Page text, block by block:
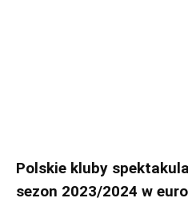
Polskie kluby
sezon 2023/2024 w